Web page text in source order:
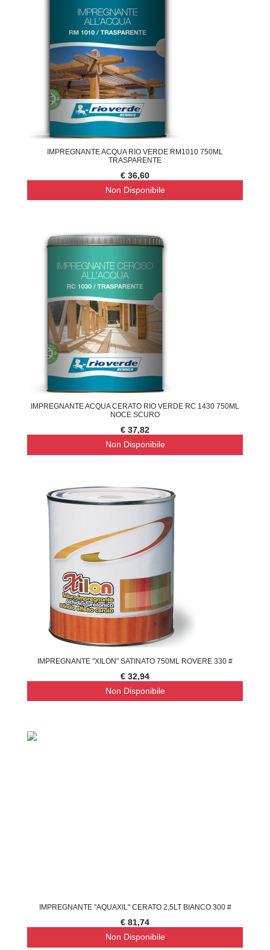
IMPREGNANTE ACQUA RIO VERDE RM1010 750ML
TRASPARENTE
€ 36,60
Non Disponibile
IMPREGNANTE ACQUA CERATO RIO VERDE RC 1430 750ML
NOCE SCURO
€ 37,82
Non Disponibile
IMPREGNANTE "XILON" SATINATO 750ML ROVERE 330 #
€ 32,94
Non Disponibile
IMPREGNANTE "AQUAXIL" CERATO 2,5LT BIANCO 300 #
€ 81,74
Non Disponibile